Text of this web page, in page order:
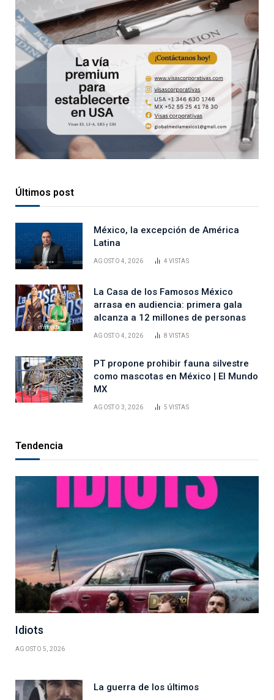
Últimos post
México, la excepción de América
Latina
AGOSTO 4, 2026 4VISTAS
La Casa de los Famosos México
arrasa en audiencia: primera gala
alcanza a 12 millones de personas
AGOSTO 4, 2026 8VISTAS
PT propone prohibir fauna silvestre
como mascotas en México | El Mundo
MX
AGOSTO 3, 2026 5VISTAS
Tendencia
Idiots
AGOSTO 5, 2026
La guerra de los últimos